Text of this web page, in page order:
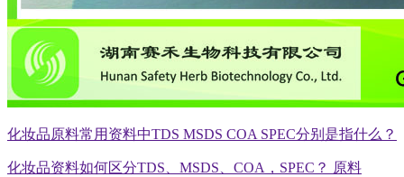
化妆品原料常用资料中TDS MSDS COA SPEC分别是指什么？
化妆品资料如何区分TDS、MSDS、COA，SPEC？ 原料